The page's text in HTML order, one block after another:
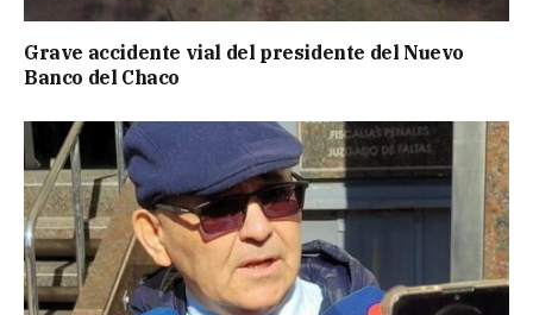
Grave accidente vial del presidente del Nuevo
Banco del Chaco